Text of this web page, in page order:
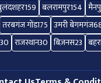
159 बलरामपुर154
तरबगंज गोंडा75 उमरी बेगमगंज
30 राजस्थान30 बिज़नस23